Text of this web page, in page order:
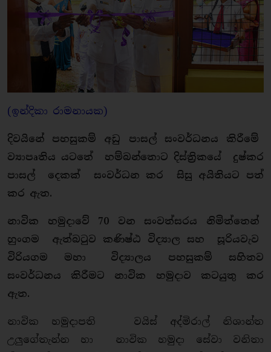
(ඉන්දිකා රාමනායක)
දිවයිනේ පහසුකම් අඩු පාසල් සංවර්ධනය කිරීමේ
ව්‍යාපෘතිය යටතේ හම්බන්තොට දිස්ත්‍රිකයේ දුෂ්කර
පාසල් දෙකක් සංවර්ධන කර සිසු අයිතියට පත්
කර ඇත.
නාවික හමුදාවේ 70 වන සංවත්සරය නිමිත්තෙන්
හුංගම ඇත්බටුව කණිෂ්ඨ විද්‍යාල සහ සූරියවැව
විරියගම මහා විද්‍යාලය පහසුකම් සහිතව
සංවර්ධනය කිරීමට නාවික හමුදාව කටයුතු කර
ඇත.
නාවික හමුදාපති වයිස් අද්මිරාල් නිශාන්ත
උලුගේතැන්න හා නාවික හමුදා සේවා වනිතා